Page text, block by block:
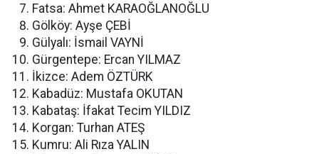
Fatsa: Ahmet KARAOĞLANOĞLU
Gölköy: Ayşe ÇEBİ
Gülyalı: İsmail VAYNİ
Gürgentepe: Ercan YILMAZ
İkizce: Adem ÖZTÜRK
Kabadüz: Mustafa OKUTAN
Kabataş: İfakat Tecim YILDIZ
Korgan: Turhan ATEŞ
Kumru: Ali Rıza YALIN